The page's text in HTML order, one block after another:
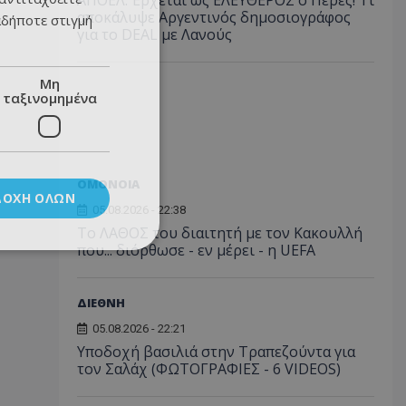
αποκάλυψε Αργεντινός δημοσιογράφος
για το DEAL με Λανούς
ΟΜΟΝΟΙΑ
05.08.2026 - 22:38
Το ΛΑΘΟΣ του διαιτητή με τον Κακουλλή
που... διόρθωσε - εν μέρει - η UEFA
ΔΙΕΘΝΗ
05.08.2026 - 22:21
Υποδοχή βασιλιά στην Τραπεζούντα για
τον Σαλάχ (ΦΩΤΟΓΡΑΦΙΕΣ - 6 VIDEOS)
στιγμή
Μη
ταξινομημένα
ΌΛΩΝ